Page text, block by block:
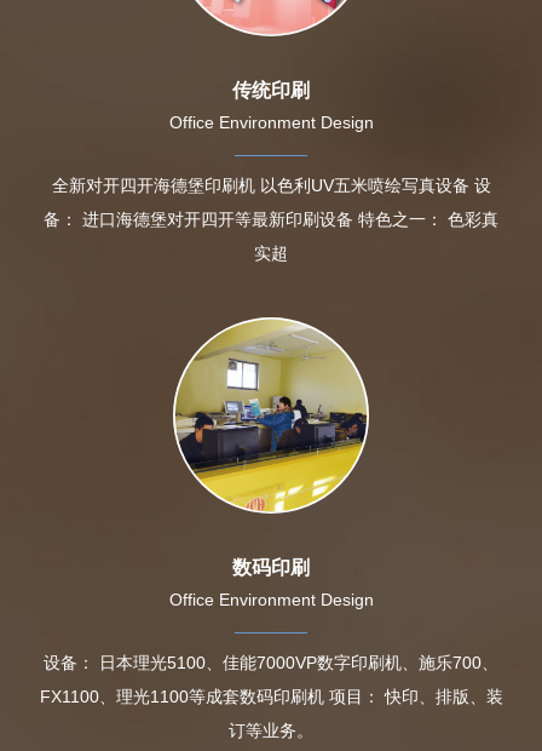
传统印刷
Office Environment Design
全新对开四开海德堡印刷机 以色利UV五米喷绘写真设备 设
备： 进口海德堡对开四开等最新印刷设备 特色之一： 色彩真
实超
数码印刷
Office Environment Design
设备： 日本理光5100、佳能7000VP数字印刷机、施乐700、
FX1100、理光1100等成套数码印刷机 项目： 快印、排版、装
订等业务。